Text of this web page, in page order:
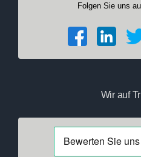
Folgen Sie uns
Wir auf